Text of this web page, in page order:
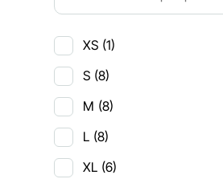
XS (1)
S (8)
M (8)
L (8)
XL (6)